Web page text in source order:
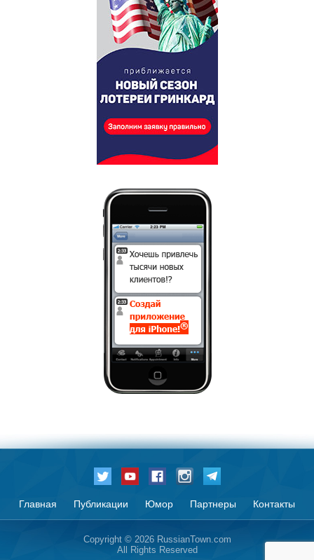
Главная Публикации Юмор Партнеры Контакты
Copyright © 2026 RussianTown.com
All Rights Reserved